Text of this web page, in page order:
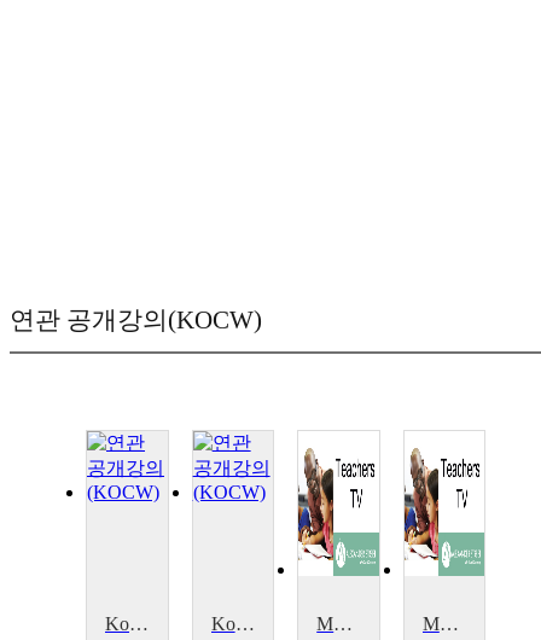
연관 공개강의(KOCW)
Korean Aesthetics Korean Aesthetics Modern Foreign Languages Modern Foreign Languages